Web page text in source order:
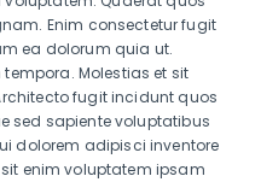
Enim consectetur fugit
ea dolorum quia ut.
Molestias et sit
fugit incidunt quos
sed sapiente voluptatibus
dolorem adipisci inventore
enim voluptatem ipsam